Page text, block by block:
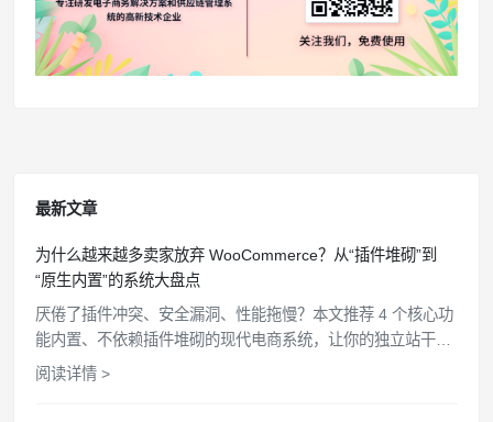
最新文章
为什么越来越多卖家放弃 WooCommerce？从“插件堆砌”到
“原生内置”的系统大盘点
厌倦了插件冲突、安全漏洞、性能拖慢？本文推荐 4 个核心功
能内置、不依赖插件堆砌的现代电商系统，让你的独立站干
净、高效、安全。
阅读详情 >